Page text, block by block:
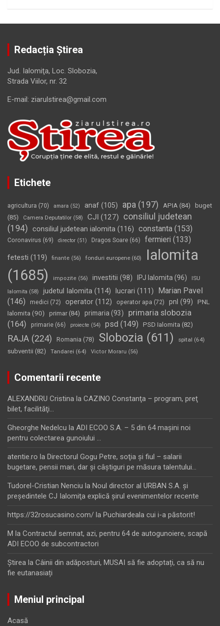
Redacția Știrea
Jud. Ialomiţa, Loc. Slobozia,
Strada Viilor, nr. 32
E-mail: ziarulstirea@gmail.com
Etichete
agricultura (70) amara (52) anaf (105) apa (197) APIA (84)
buget
(85)
Camera Deputatilor (58) CJI (127)
consiliul judetean
(194) consiliul judetean ialomita (116) constanta (153)
Coronavirus (69) director (51) Dragos Soare (66) fermieri (133)
fetesti (119) finante (56) fonduri europene (60)
Ialomita
(1685)
impozite (56) investitii (98) IPJ Ialomita (96) ISU
Ialomita (58) judetul Ialomita (114) lucrari (111)
Marian Pavel
(146)
medici (72) operator (112) operator apa (72) pnl (99)
PNL
Ialomita (90) primar(84) primaria (93)
primaria slobozia
(164)
primarie (66) proiecte (54) psd (149) PSD Ialomita (82)
RAJA (224) Romania (78) Slobozia (611) spital (64)
subventii (82) Tandarei (64) Victor Moraru (56)
Comentarii recente
ALEXANDRU Cristina la CAZINO Constanţa – program, preţ
bilet, facilităţi…
Gheorghe Nedelcu la ADI ECOO S.A. – 5 din 64 maşini noi
pentru colectarea gunoiului …
atentie.ro la Directorul Gogu Petre, soţia şi fiul – salarii
bugetare, pensii mari, dar şi câştiguri pe măsura talentului…
Tudorel-Cristian Nenciu la Noul director al URBAN S.A. şi
preşedintele CJ Ialomiţa explică şirul evenimentelor recente
https://32rosucasino.com/ la Puchiardeala cui i-a păstorit!
M la Contractul semnat, azi, pentru 64 de autogunoiere, scapă
ADI ECOO de subcontractori
Ştirea la Câinii din adăposturi, MUSAI să fie adoptați, ca să nu
fie eutanasiați
Meniul principal
Acasă